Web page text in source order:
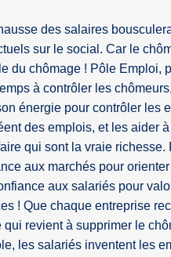
des salaires
sur le social. Car le
du chômage ! Pôle Emploi,
à contrôler les
énergie pour contrôler les
des emplois, et les aider
qui sont la vraie richesse.
aux marchés pour orienter
aux salariés pour
! Que chaque entreprise
qui revient à supprimer le
les salariés inventent les